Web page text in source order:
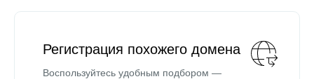
Регистрация похожего домена
Воспользуйтесь удобным подбором —